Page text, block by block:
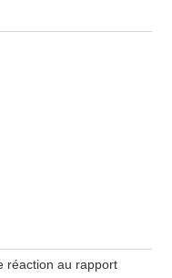
réaction au rapport